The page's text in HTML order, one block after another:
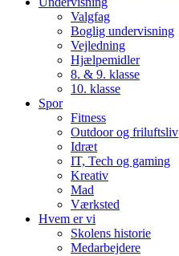
Valgfag
Boglig undervisning
Vejledning
Hjælpemidler
8. & 9. klasse
10. klasse
Spor
Fitness
Outdoor og friluftsliv
Idræt
IT, Tech og gaming
Kreativ
Mad
Værksted
Hvem er vi
Skolens historie
Medarbejdere